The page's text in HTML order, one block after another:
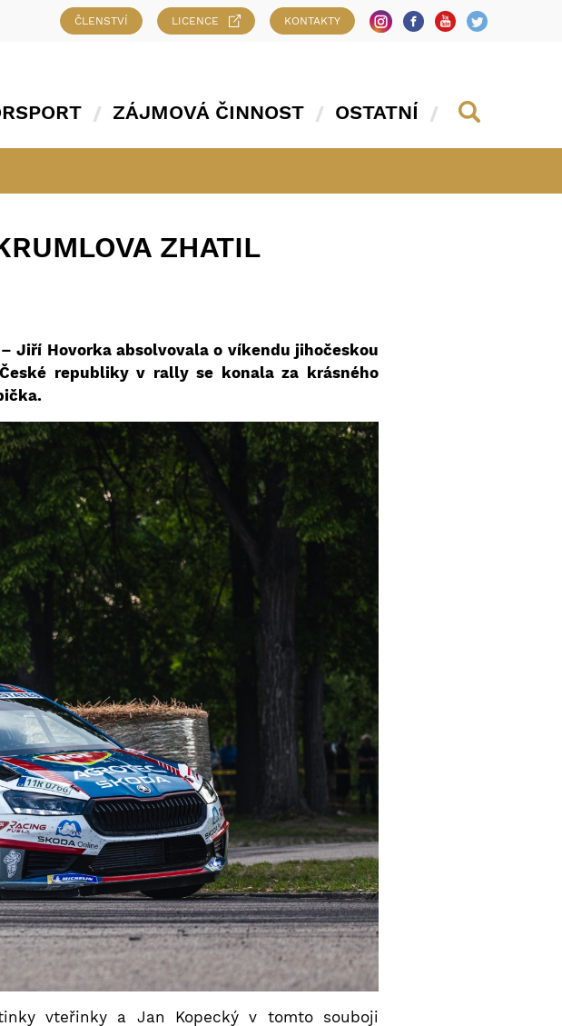
ČLENSTVÍ LICENCE KONTAKTY
ZÁJMOVÁ ČINNOST OSTATNÍ
ZHATIL
Jiří Hovorka absolvovala o víkendu jihočeskou
republiky v rally se konala za krásného
vteřinky a Jan Kopecký v tomto souboji